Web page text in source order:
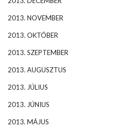
2013. NOVEMBER
2013. OKTÓBER
2013. SZEPTEMBER
2013. AUGUSZTUS
2013. JÚLIUS
2013. JÚNIUS
2013. MÁJUS